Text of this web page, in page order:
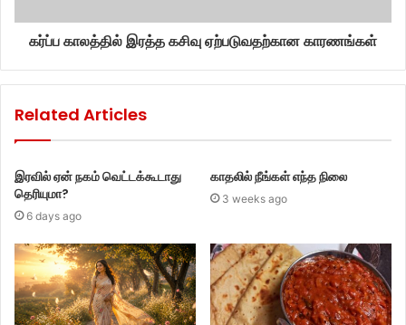
கர்ப்ப காலத்தில் இரத்த கசிவு ஏற்படுவதற்கான காரணங்கள்
Related Articles
இரவில் ஏன் நகம் வெட்டக்கூடாது
தெரியுமா?
6 days ago
காதலில் நீங்கள் எந்த நிலை
3 weeks ago